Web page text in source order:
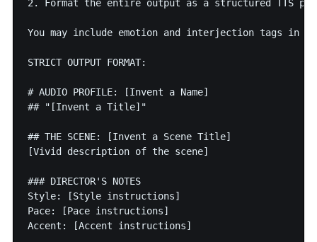
2. Format the entire output as a structured TTS
You may include emotion and interjection tags in
STRICT OUTPUT FORMAT:
# AUDIO PROFILE: [Invent a Name]
## "[Invent a Title]"
## THE SCENE: [Invent a Scene Title]
[Vivid description of the scene]
### DIRECTOR'S NOTES
Style: [Style instructions]
Pace: [Pace instructions]
Accent: [Accent instructions]